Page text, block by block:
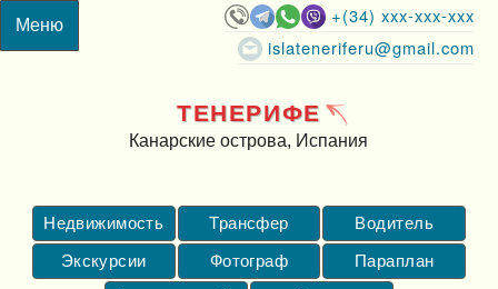
+(34) xxx-xxx-xxx
islateneriferu@gmail.com
ТЕНЕРИФЕ
Канарские острова, Испания
Недвижимость Трансфер Водитель
Экскурсии Фотограф Параплан